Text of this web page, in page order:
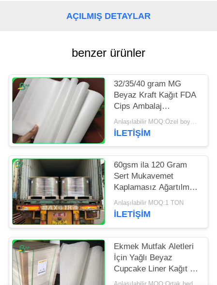
POLICY
AÇILMIŞ DETAYLAR
benzer ürünler
32/35/40 gram MG
Beyaz Kraft Kağıt FDA
Cips Ambalaj
Paketleme
Anlaşılabilir MOQ:Özel boyut için 1 ton
İLETIŞIM
60gsm ila 120 Gram
Sert Mukavemet
Kaplamasız Ağartılmış
Kraft Kağıt Rulo Bakkal
Torbası İçin
Anlaşılabilir MOQ:1 TON
İLETIŞIM
Ekmek Mutfak Aletleri
İçin Yağlı Beyaz
Cupcake Liner Kağıt 31
- 38gsm